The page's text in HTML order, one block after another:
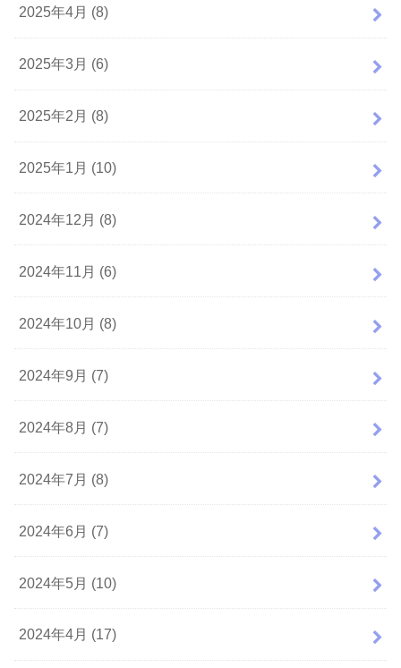
2025年4月 (8)
2025年3月 (6)
2025年2月 (8)
2025年1月 (10)
2024年12月 (8)
2024年11月 (6)
2024年10月 (8)
2024年9月 (7)
2024年8月 (7)
2024年7月 (8)
2024年6月 (7)
2024年5月 (10)
2024年4月 (17)